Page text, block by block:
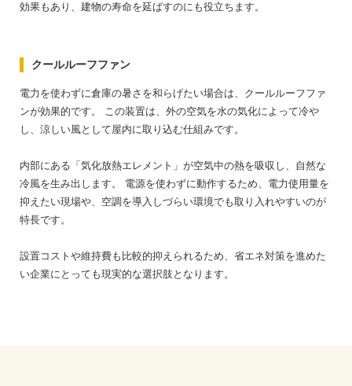
効果もあり、建物の寿命を延ばすのにも役立ちます。
クールルーフファン
電力を使わずに倉庫の暑さを和らげたい場合は、クールルーフファ
ンが効果的です。
この装置は、外の空気を水の気化によって冷や
し、涼しい風として屋内に取り込む仕組みです。
内部にある「気化放熱エレメント」が空気中の熱を吸収し、自然な
冷風を生み出します。
電源を使わずに動作するため、電力使用量を
抑えたい現場や、空調を導入しづらい環境でも取り入れやすいのが
特長です。
設置コストや維持費も比較的抑えられるため、省エネ対策を進めた
い企業にとっても現実的な選択肢となります。